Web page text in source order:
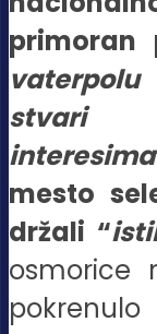
primoran
vaterpolu
stvari
interesima
mesto
držali “
osmorice